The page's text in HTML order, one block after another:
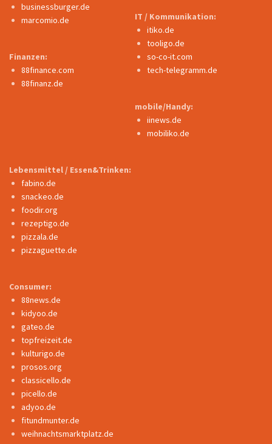
businessburger.de
marcomio.de
Finanzen:
88finance.com
88finanz.de
IT / Kommunikation:
itiko.de
tooligo.de
so-co-it.com
tech-telegramm.de
mobile/Handy:
iinews.de
mobiliko.de
Lebensmittel / Essen&Trinken:
fabino.de
snackeo.de
foodir.org
rezeptigo.de
pizzala.de
pizzaguette.de
Consumer:
88news.de
kidyoo.de
gateo.de
topfreizeit.de
kulturigo.de
prosos.org
classicello.de
picello.de
adyoo.de
fitundmunter.de
weihnachtsmarktplatz.de